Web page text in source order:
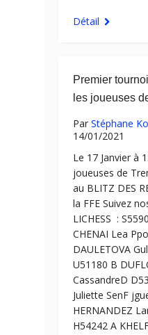
Détail
Premier
les joueuses
Par Stéphane
14/01/2021
Le 17 Janvier à
joueuses de
au BLITZ DES
la FFE Suivez
LICHESS :
CHENAI Lea
DAULETOVA
U51180 B
CassandreD
Juliette SenF
HERNANDEZ
H54242 A